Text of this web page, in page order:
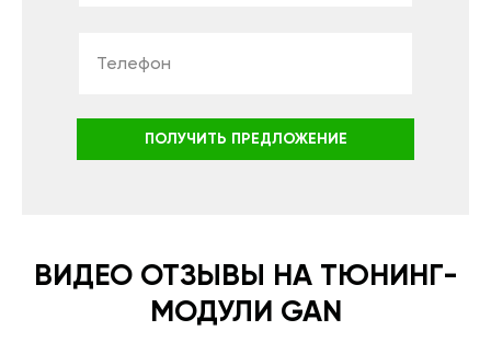
ПОЛУЧИТЬ ПРЕДЛОЖЕНИЕ
ВИДЕО ОТЗЫВЫ НА ТЮНИНГ-
МОДУЛИ GAN